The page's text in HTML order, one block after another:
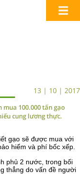
13 | 10 | 2017
mua 100.000 tấn gạo
cung lương thực.
gạo sẽ được mua với
hiểm và phí bốc xếp.
phủ 2 nước, trong bối
thẳng do vấn đề người